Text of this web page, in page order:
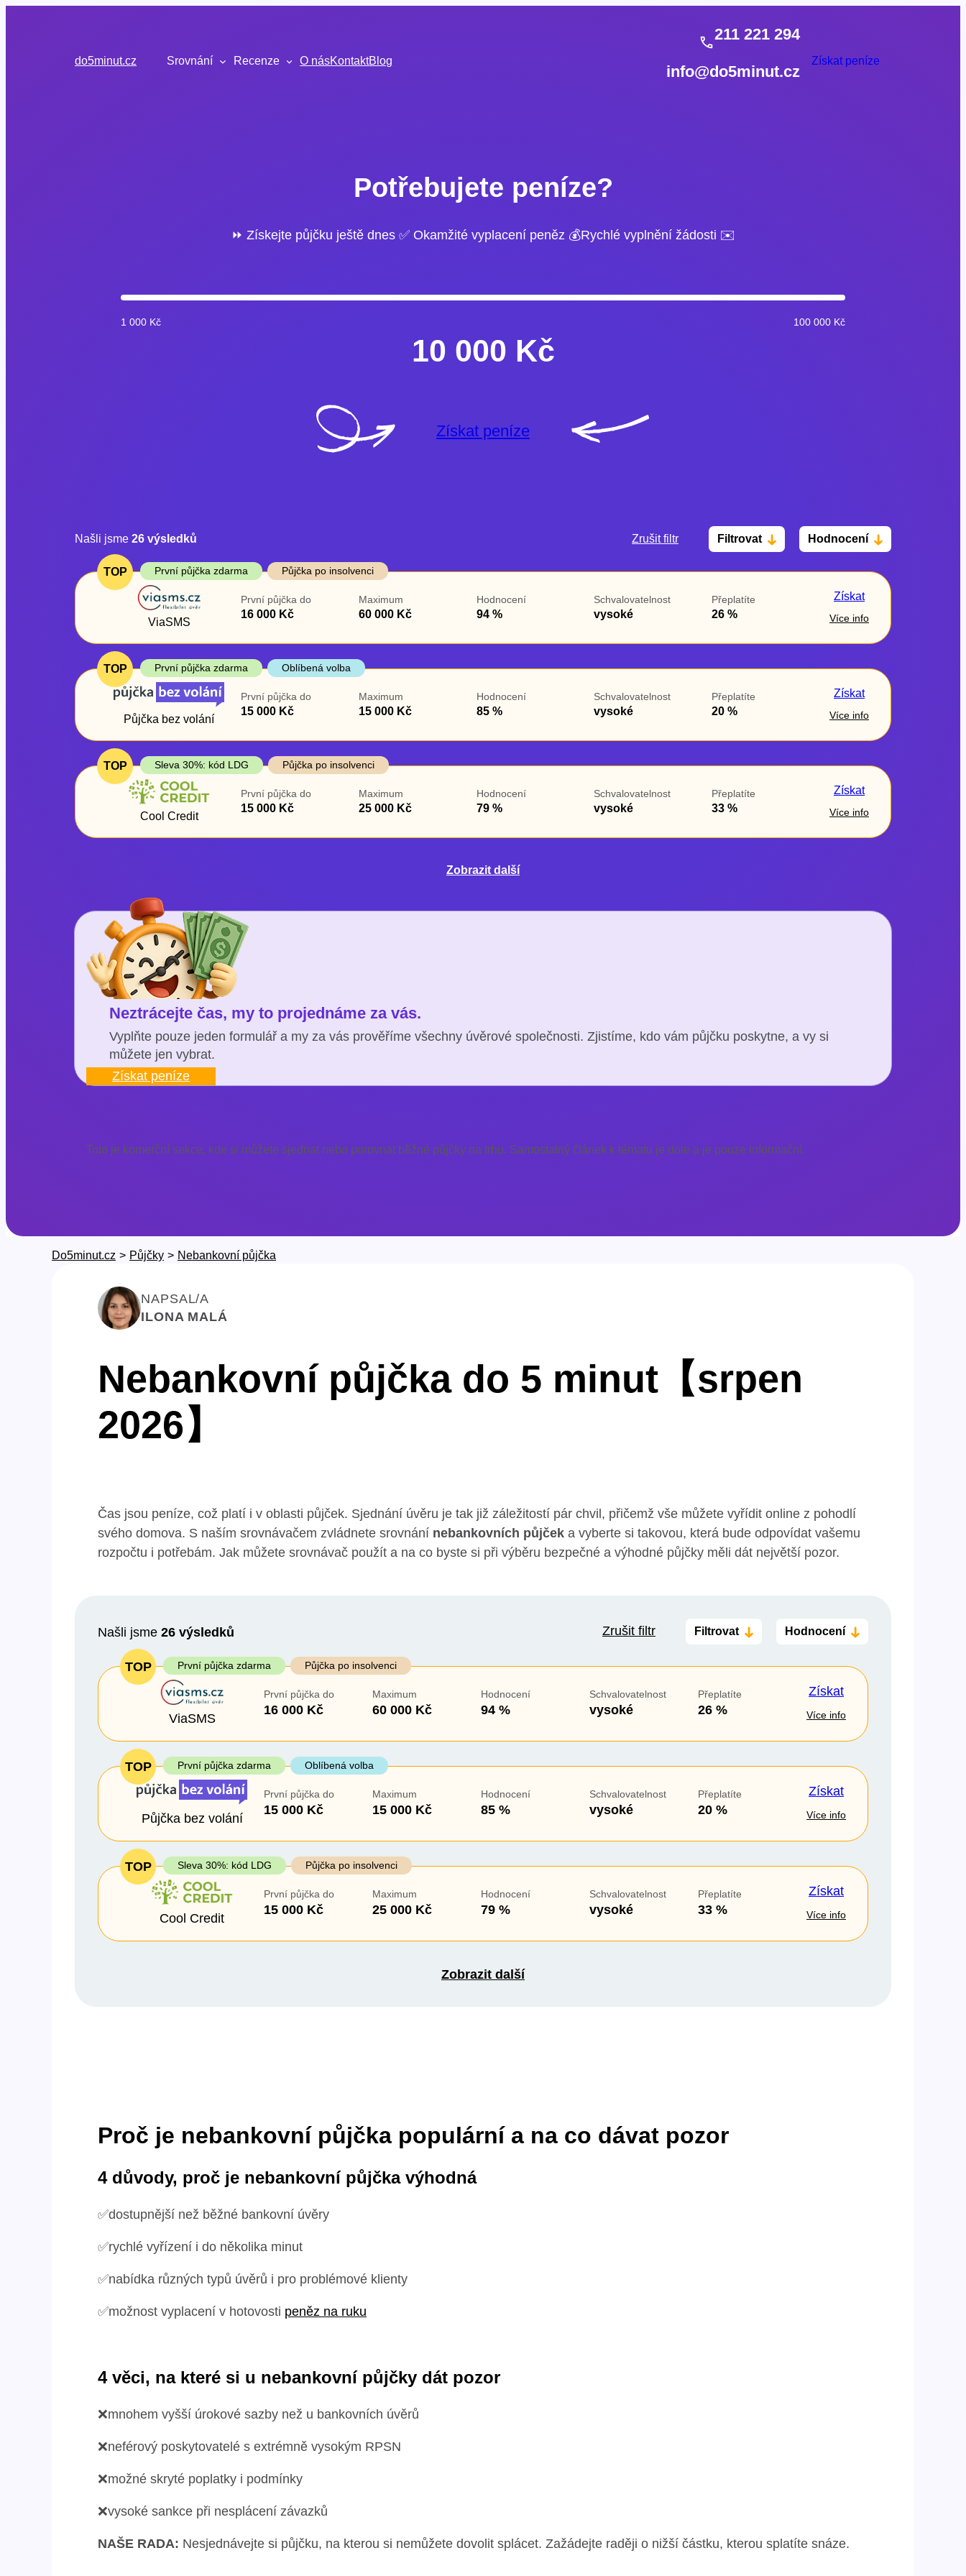
do5minut.cz
Srovnání Recenze O násKontaktBlog
211 221 294
info@do5minut.cz
Získat peníze
Potřebujete peníze?
⏩ Získejte půjčku ještě dnes ✅ Okamžité vyplacení peněz 💰Rychlé vyplnění žádosti ✉️
1 000 Kč 100 000 Kč
10 000 Kč
Získat peníze
Zrušit filtr Filtrovat Hodnocení
Cena
Od
První půjčka zdarma
ano
Našli jsme 26 výsledků
TOP První půjčka zdarma Půjčka po insolvenci
ViaSMS
První půjčka do
16 000 Kč
Maximum
60 000 Kč
Hodnocení
94 %
Schvalovatelnost
vysoké
Přeplatíte
26 %
Získat
Více info
TOP První půjčka zdarma Oblíbená volba
Půjčka bez volání
První půjčka do
15 000 Kč
Maximum
15 000 Kč
Hodnocení
85 %
Schvalovatelnost
vysoké
Přeplatíte
20 %
Získat
Více info
TOP Sleva 30%: kód LDG Půjčka po insolvenci
Cool Credit
První půjčka do
15 000 Kč
Maximum
25 000 Kč
Hodnocení
79 %
Schvalovatelnost
vysoké
Přeplatíte
33 %
Získat
Více info
Zobrazit další
Neztrácejte čas, my to projednáme za vás.
Vyplňte pouze jeden formulář a my za vás prověříme všechny úvěrové společnosti. Zjistíme, kdo vám půjčku poskytne, a vy si
můžete jen vybrat.
Získat peníze
Toto je komerční sekce, kde si můžete sjednat nebo porovnat běžné půjčky na trhu. Samostatný článek k tématu je dole a je pouze informační.
Do5minut.cz > Půjčky > Nebankovní půjčka
NAPSAL/A
ILONA MALÁ
Nebankovní půjčka do 5 minut【srpen
2026】
Čas jsou peníze, což platí i v oblasti půjček. Sjednání úvěru je tak již záležitostí pár chvil, přičemž vše můžete vyřídit online z pohodlí
svého domova. S naším srovnávačem zvládnete srovnání nebankovních půjček a vyberte si takovou, která bude odpovídat vašemu
rozpočtu i potřebám. Jak můžete srovnávač použít a na co byste si při výběru bezpečné a výhodné půjčky měli dát největší pozor.
Zrušit filtr Filtrovat Hodnocení
Cena
Od
Do
První půjčka zdarma
ano
Našli jsme 26 výsledků
TOP První půjčka zdarma Půjčka po insolvenci
ViaSMS
První půjčka do
16 000 Kč
Maximum
60 000 Kč
Hodnocení
94 %
Schvalovatelnost
vysoké
Přeplatíte
26 %
Získat
Více info
TOP První půjčka zdarma Oblíbená volba
Půjčka bez volání
První půjčka do
15 000 Kč
Maximum
15 000 Kč
Hodnocení
85 %
Schvalovatelnost
vysoké
Přeplatíte
20 %
Získat
Více info
TOP Sleva 30%: kód LDG Půjčka po insolvenci
Cool Credit
První půjčka do
15 000 Kč
Maximum
25 000 Kč
Hodnocení
79 %
Schvalovatelnost
vysoké
Přeplatíte
33 %
Získat
Více info
Zobrazit další
Proč je nebankovní půjčka populární a na co dávat pozor
4 důvody, proč je nebankovní půjčka výhodná
✅dostupnější než běžné bankovní úvěry
✅rychlé vyřízení i do několika minut
✅nabídka různých typů úvěrů i pro problémové klienty
✅možnost vyplacení v hotovosti peněz na ruku
4 věci, na které si u nebankovní půjčky dát pozor
❌mnohem vyšší úrokové sazby než u bankovních úvěrů
❌neférový poskytovatelé s extrémně vysokým RPSN
❌možné skryté poplatky i podmínky
❌vysoké sankce při nesplácení závazků
NAŠE RADA: Nesjednávejte si půjčku, na kterou si nemůžete dovolit splácet. Zažádejte raději o nižší částku, kterou splatíte snáze.